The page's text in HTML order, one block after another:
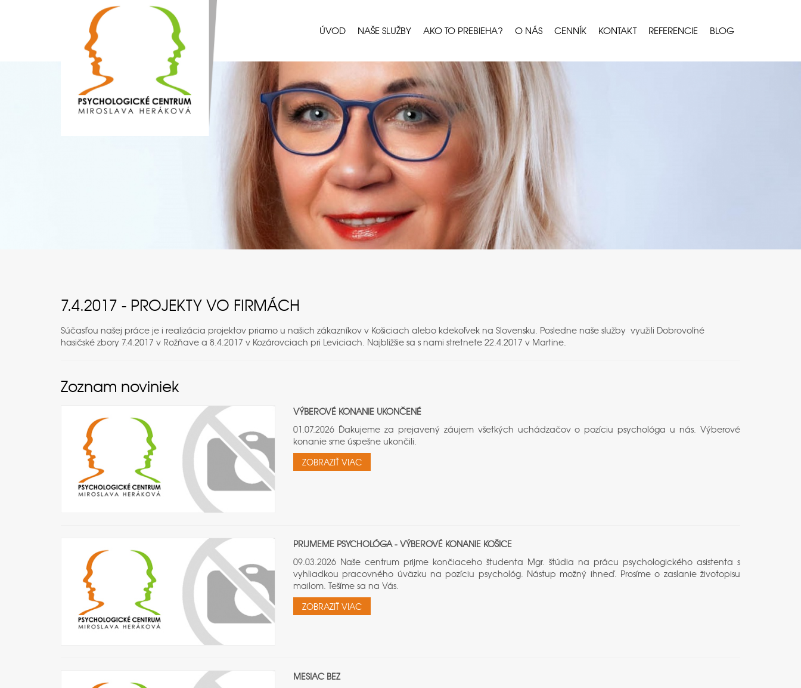
ÚVOD NAŠE SLUŽBY AKO TO PREBIEHA? O NÁS CENNÍK KONTAKT REFERENCIE BLOG
7.4.2017 - PROJEKTY VO FIRMÁCH
Súčasťou našej práce je i realizácia projektov priamo u našich zákazníkov v Košiciach alebo kdekoľvek na Slovensku. Posledne naše služby využili Dobrovoľné
hasičské zbory 7.4.2017 v Rožňave a 8.4.2017 v Kozárovciach pri Leviciach. Najbližšie sa s nami stretnete 22.4.2017 v Martine.
Zoznam noviniek
VÝBEROVÉ KONANIE UKONČENÉ
01.07.2026 Ďakujeme za prejavený záujem všetkých uchádzačov o pozíciu psychológa u nás. Výberové
konanie sme úspešne ukončili.
ZOBRAZIŤ VIAC
PRIJMEME PSYCHOLÓGA - VÝBEROVÉ KONANIE KOŠICE
09.03.2026 Naše centrum prijme končiaceho študenta Mgr. štúdia na prácu psychologického asistenta s
vyhliadkou pracovného úväzku na pozíciu psychológ. Nástup možný ihneď. Prosíme o zaslanie životopisu
mailom. Tešíme sa na Vás.
ZOBRAZIŤ VIAC
MESIAC BEZ